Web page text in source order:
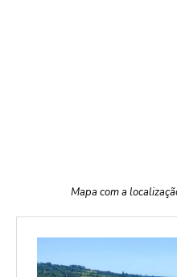
Mapa com a